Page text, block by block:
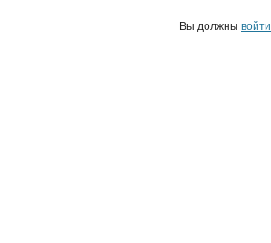
Вы должны войти